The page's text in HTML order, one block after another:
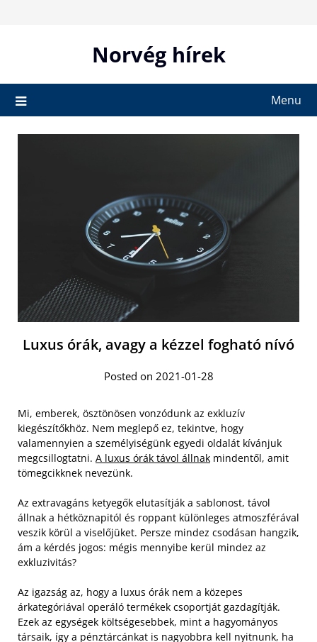
Norvég hírek
Menu
Luxus órák, avagy a kézzel fogható nívó
Posted on 2021-01-28
Mi, emberek, ösztönösen vonzódunk az exkluzív
kiegészítőkhöz. Nem meglepő ez, tekintve, hogy
valamennyien a személyiségünk egyedi oldalát kívánjuk
megcsillogtatni. A luxus órák távol állnak mindentől, amit
tömegcikknek nevezünk.
Az extravagáns ketyegők elutasítják a sablonost, távol
állnak a hétköznapitól és roppant különleges atmoszférával
veszik körül a viselőjüket. Persze mindez csodásan hangzik,
ám a kérdés jogos: mégis mennyibe kerül mindez az
exkluzivitás?
Az igazság az, hogy a luxus órák nem a közepes
árkategóriával operáló termékek csoportját gazdagítják.
Ezek az egységek költségesebbek, mint a hagyományos
társaik, így a pénztárcánkat is nagyobbra kell nyitnunk, ha